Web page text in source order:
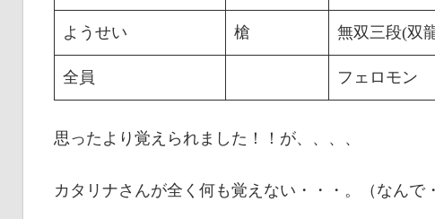
ようせい 槍 無双三段(双
全員 フェロモン
思ったより覚えられました！！が、、、、
カタリナさんが全く何も覚えない・・・。（なんで